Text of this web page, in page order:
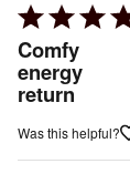
Rated
5
out
of
Comfy
energy
return
Was this helpful?